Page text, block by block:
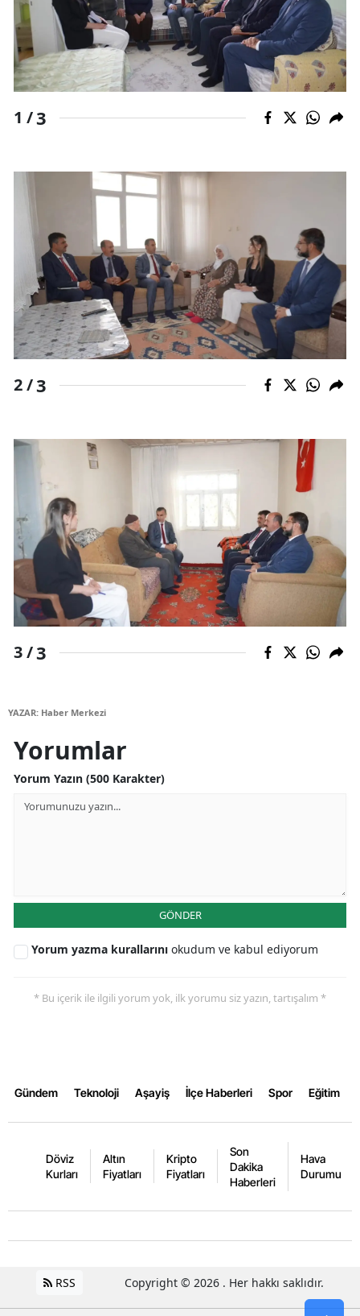
Eskişehir
Gaziantep
Giresun
Gümüşhane
Mersin
İstanbul
İzmir
Kars
Kastamonu
Kocaeli
Konya
Kütahya
Malatya
Manisa
Sakarya
Tokat
Trabzon
Tunceli
Şanlıurfa
Uşak
Van
1 /3
2 /3
3 /3
YAZAR: Haber Merkezi
Yorumlar
Yorum Yazın (500 Karakter)
GÖNDER
Yorum yazma kurallarını okudum ve kabul ediyorum
* Bu içerik ile ilgili yorum yok, ilk yorumu siz yazın, tartışalım *
Gündem Teknoloji Aşayiş İlçe Haberleri Spor Eğitim
Döviz
Kurları
Altın
Fiyatları
Kripto
Fiyatları
Son
Dakika
Haberleri
Hava
Durumu
RSS Copyright © 2026 . Her hakkı saklıdır.